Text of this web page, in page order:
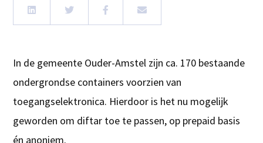
In de gemeente Ouder-Amstel zijn ca. 170 bestaande
ondergrondse containers voorzien van
toegangselektronica. Hierdoor is het nu mogelijk
geworden om diftar toe te passen, op prepaid basis
én anoniem.